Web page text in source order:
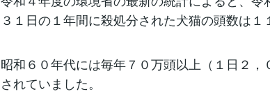
３１日の１年間に殺処分された犬猫の頭数は１
昭和６０年代には毎年７０万頭以上（１日２
されていました。